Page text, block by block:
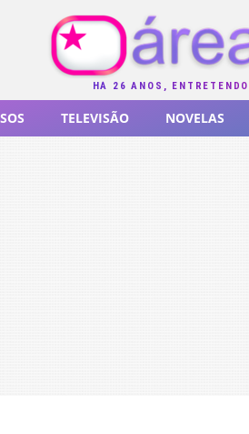
HÁ 26 ANOS,
TELEVISÃO NOVELAS